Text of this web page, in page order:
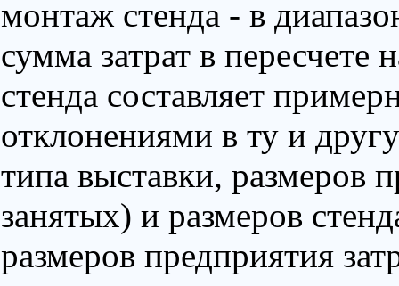
монтаж стенда - в
сумма затрат в
стенда составляет
отклонениями в ту и
типа выставки, размеров
занятых) и размеров
размеров предприятия